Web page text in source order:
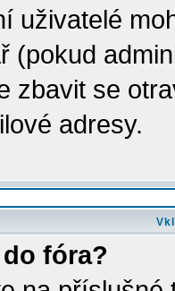
uživatelé
(pokud
zbavit se
adresy.
fóra?